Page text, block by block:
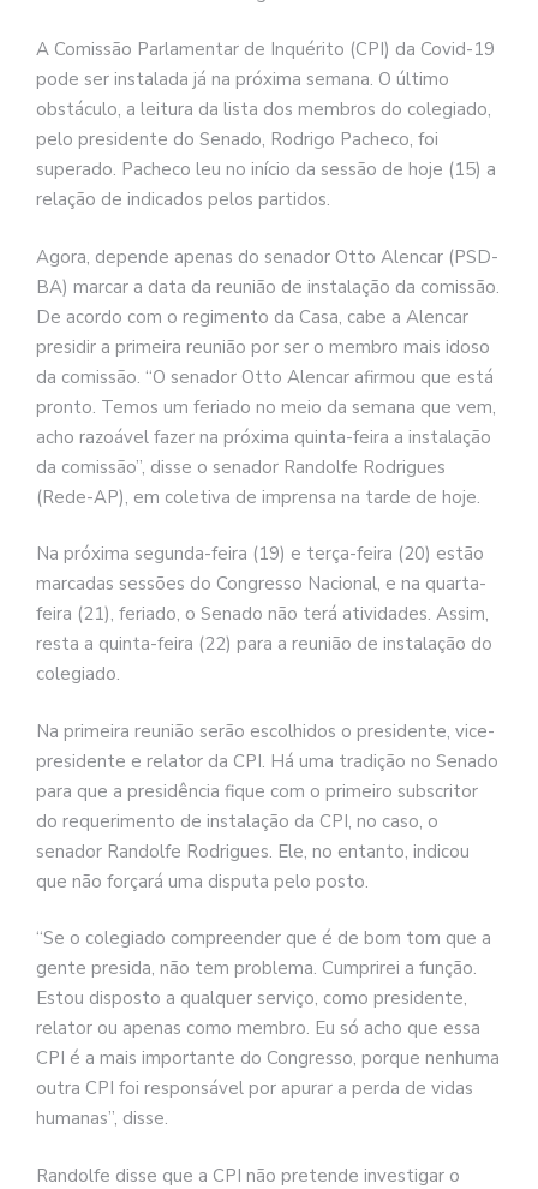
A Comissão Parlamentar de Inquérito (CPI) da Covid-19
pode ser instalada já na próxima semana. O último
obstáculo, a leitura da lista dos membros do colegiado,
pelo presidente do Senado, Rodrigo Pacheco, foi
superado. Pacheco leu no início da sessão de hoje (15) a
relação de indicados pelos partidos.
Agora, depende apenas do senador Otto Alencar (PSD-
BA) marcar a data da reunião de instalação da comissão.
De acordo com o regimento da Casa, cabe a Alencar
presidir a primeira reunião por ser o membro mais idoso
da comissão. “O senador Otto Alencar afirmou que está
pronto. Temos um feriado no meio da semana que vem,
acho razoável fazer na próxima quinta-feira a instalação
da comissão”, disse o senador Randolfe Rodrigues
(Rede-AP), em coletiva de imprensa na tarde de hoje.
Na próxima segunda-feira (19) e terça-feira (20) estão
marcadas sessões do Congresso Nacional, e na quarta-
feira (21), feriado, o Senado não terá atividades. Assim,
resta a quinta-feira (22) para a reunião de instalação do
colegiado.
Na primeira reunião serão escolhidos o presidente, vice-
presidente e relator da CPI. Há uma tradição no Senado
para que a presidência fique com o primeiro subscritor
do requerimento de instalação da CPI, no caso, o
senador Randolfe Rodrigues. Ele, no entanto, indicou
que não forçará uma disputa pelo posto.
“Se o colegiado compreender que é de bom tom que a
gente presida, não tem problema. Cumprirei a função.
Estou disposto a qualquer serviço, como presidente,
relator ou apenas como membro. Eu só acho que essa
CPI é a mais importante do Congresso, porque nenhuma
outra CPI foi responsável por apurar a perda de vidas
humanas”, disse.
Randolfe disse que a CPI não pretende investigar o